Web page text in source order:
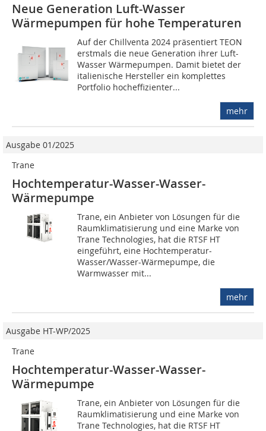
Neue Generation Luft-Wasser
Wärmepumpen für hohe Temperaturen
Auf der Chillventa 2024 präsentiert TEON
erstmals die neue Generation ihrer Luft-
Wasser Wärmepumpen. Damit bietet der
italienische Hersteller ein komplettes
Portfolio hocheffizienter...
mehr
Ausgabe 01/2025
Trane
Hochtemperatur-Wasser-Wasser-
Wärmepumpe
Trane, ein Anbieter von Lösungen für die
Raumklimatisierung und eine Marke von
Trane Technologies, hat die RTSF HT
eingeführt, eine Hochtemperatur-
Wasser/Wasser-Wärmepumpe, die
Warmwasser mit...
mehr
Ausgabe HT-WP/2025
Trane
Hochtemperatur-Wasser-Wasser-
Wärmepumpe
Trane, ein Anbieter von Lösungen für die
Raumklimatisierung und eine Marke von
Trane Technologies, hat die RTSF HT